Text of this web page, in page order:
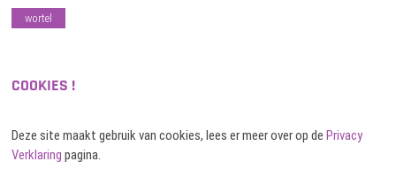
wortel
COOKIES !
Deze site maakt gebruik van cookies, lees er meer over op dePrivacy
Verklaring pagina.